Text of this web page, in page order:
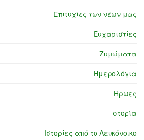
Επιτυχίες των νέων μας
Ευχαριστίες
Ζυμώματα
Ημερολόγια
Ήρωες
Ιστορία
Ιστορίες από το Λευκόνοικο